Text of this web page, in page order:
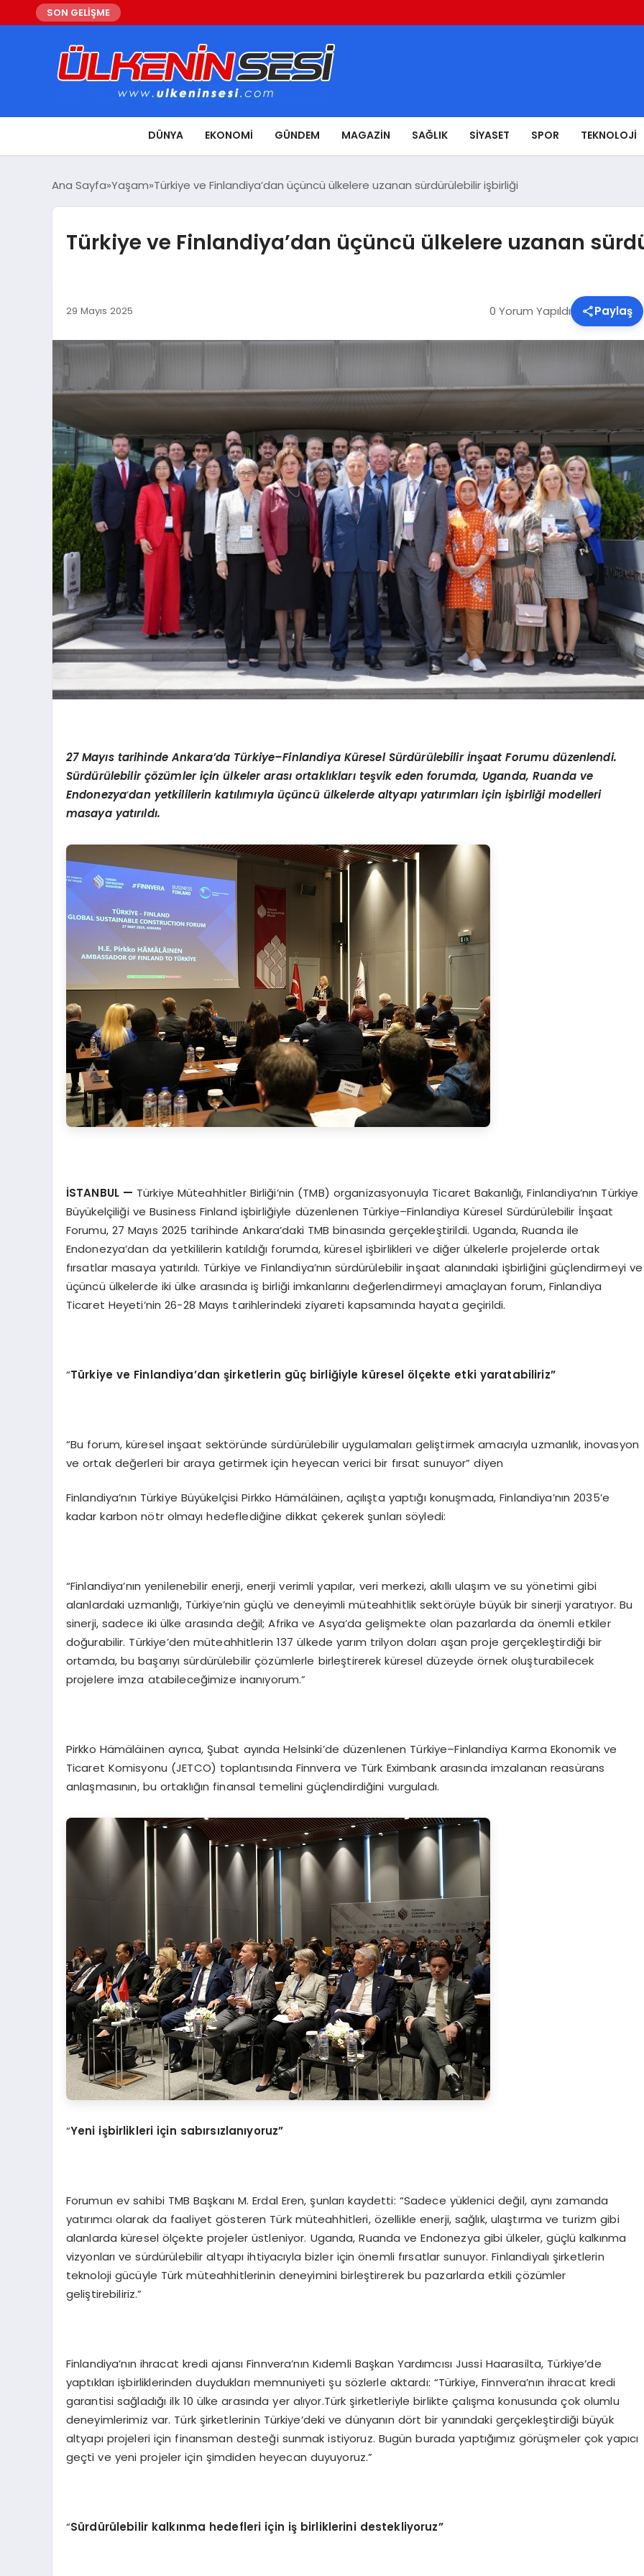
SON GELİŞME
DÜNYA EKONOMI GÜNDEM MAGAZIN SAĞLIK SIYASET SPOR TEKNOLOJI
Ana Sayfa Yaşam Türkiye ve Finlandiya’dan üçüncü ülkelere uzanan sürdürülebilir işbirliği
Türkiye ve Finlandiya’dan üçüncü ülkelere uzanan
29 Mayıs 2025 0 Yorum Yapıldı Paylaş
27 Mayıs tarihinde Ankara’da Türkiye–Finlandiya Küresel Sürdürülebilir İnşaat Forumu düzenlendi.
Sürdürülebilir çözümler için ülkeler arası ortaklıkları teşvik eden forumda, Uganda, Ruanda ve
Endonezya’dan yetkililerin katılımıyla üçüncü ülkelerde altyapı yatırımları için işbirliği modelleri
masaya yatırıldı.
İSTANBUL — Türkiye Müteahhitler Birliği’nin (TMB) organizasyonuyla Ticaret Bakanlığı, Finlandiya’nın Türkiye
Büyükelçiliği ve Business Finland işbirliğiyle düzenlenen Türkiye–Finlandiya Küresel Sürdürülebilir İnşaat
Forumu, 27 Mayıs 2025 tarihinde Ankara’daki TMB binasında gerçekleştirildi. Uganda, Ruanda ile
Endonezya’dan da yetkililerin katıldığı forumda, küresel işbirlikleri ve diğer ülkelerle projelerde ortak
fırsatlar masaya yatırıldı. Türkiye ve Finlandiya’nın sürdürülebilir inşaat alanındaki işbirliğini güçlendirmeyi ve
üçüncü ülkelerde iki ülke arasında iş birliği imkanlarını değerlendirmeyi amaçlayan forum, Finlandiya
Ticaret Heyeti’nin 26-28 Mayıs tarihlerindeki ziyareti kapsamında hayata geçirildi.
“Türkiye ve Finlandiya’dan şirketlerin güç birliğiyle küresel ölçekte etki yaratabiliriz”
“Bu forum, küresel inşaat sektöründe sürdürülebilir uygulamaları geliştirmek amacıyla uzmanlık, inovasyon
ve ortak değerleri bir araya getirmek için heyecan verici bir fırsat sunuyor” diyen
Finlandiya’nın Türkiye Büyükelçisi Pirkko Hämäläinen, açılışta yaptığı konuşmada, Finlandiya’nın 2035’e
kadar karbon nötr olmayı hedeflediğine dikkat çekerek şunları söyledi:
“Finlandiya’nın yenilenebilir enerji, enerji verimli yapılar, veri merkezi, akıllı ulaşım ve su yönetimi gibi
alanlardaki uzmanlığı, Türkiye’nin güçlü ve deneyimli müteahhitlik sektörüyle büyük bir sinerji yaratıyor. Bu
sinerji, sadece iki ülke arasında değil; Afrika ve Asya’da gelişmekte olan pazarlarda da önemli etkiler
doğurabilir. Türkiye’den müteahhitlerin 137 ülkede yarım trilyon doları aşan proje gerçekleştirdiği bir
ortamda, bu başarıyı sürdürülebilir çözümlerle birleştirerek küresel düzeyde örnek oluşturabilecek
projelere imza atabileceğimize inanıyorum.”
Pirkko Hämäläinen ayrıca, Şubat ayında Helsinki’de düzenlenen Türkiye–Finlandiya Karma Ekonomik ve
Ticaret Komisyonu (JETCO) toplantısında Finnvera ve Türk Eximbank arasında imzalanan reasürans
anlaşmasının, bu ortaklığın finansal temelini güçlendirdiğini vurguladı.
“Yeni işbirlikleri için sabırsızlanıyoruz”
Forumun ev sahibi TMB Başkanı M. Erdal Eren, şunları kaydetti: “Sadece yüklenici değil, aynı zamanda
yatırımcı olarak da faaliyet gösteren Türk müteahhitleri, özellikle enerji, sağlık, ulaştırma ve turizm gibi
alanlarda küresel ölçekte projeler üstleniyor. Uganda, Ruanda ve Endonezya gibi ülkeler, güçlü kalkınma
vizyonları ve sürdürülebilir altyapı ihtiyacıyla bizler için önemli fırsatlar sunuyor. Finlandiyalı şirketlerin
teknoloji gücüyle Türk müteahhitlerinin deneyimini birleştirerek bu pazarlarda etkili çözümler
geliştirebiliriz.”
Finlandiya’nın ihracat kredi ajansı Finnvera’nın Kıdemli Başkan Yardımcısı Jussi Haarasilta, Türkiye’de
yaptıkları işbirliklerinden duydukları memnuniyeti şu sözlerle aktardı: “Türkiye, Finnvera’nın ihracat kredi
garantisi sağladığı ilk 10 ülke arasında yer alıyor.Türk şirketleriyle birlikte çalışma konusunda çok olumlu
deneyimlerimiz var. Türk şirketlerinin Türkiye’deki ve dünyanın dört bir yanındaki gerçekleştirdiği büyük
altyapı projeleri için finansman desteği sunmak istiyoruz. Bugün burada yaptığımız görüşmeler çok yapıcı
geçti ve yeni projeler için şimdiden heyecan duyuyoruz.”
“Sürdürülebilir kalkınma hedefleri için iş birliklerini destekliyoruz”